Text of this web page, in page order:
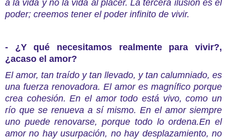
a la vida y no la vida al placer. La tercera ilusión es el
poder; creemos tener el poder infinito de vivir.
- ¿Y qué necesitamos realmente para vivir?,
¿acaso el amor?
El amor, tan traído y tan llevado, y tan calumniado, es
una fuerza renovadora. El amor es magnífico porque
crea cohesión. En el amor todo está vivo, como un
río que se renueva a sí mismo. En el amor siempre
uno puede renovarse, porque todo lo ordena.En el
amor no hay usurpación, no hay desplazamiento, no